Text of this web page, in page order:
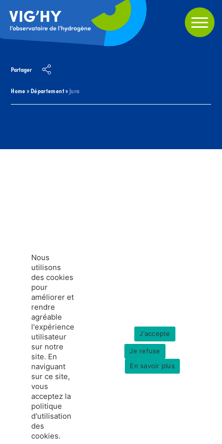
Home»Département» Jura
Partager
france-hydrogene.org
Données personnelles
Mentions légales
Nous
utilisons
des cookies
pour
améliorer et
rendre
agréable
l'expérience
utilisateur
sur notre
site. En
naviguant
sur ce site,
vous
acceptez la
politique
d'utilisation
des
cookies.
J'accepte
Je refuse
En savoir plus